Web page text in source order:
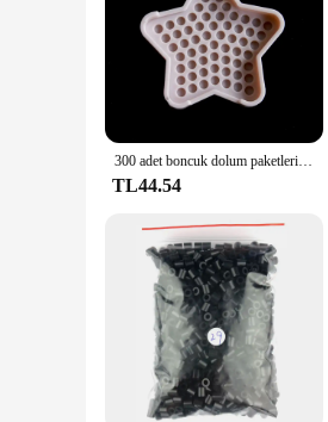
**Durable and Functional
The Hama Pochette CD
DVDs. Made from durable
and store, making it a
**Aesthetically Pleasing
The sleek design of the
makes it an attractive
looking for.
Whether you're a music
availability and support
multiple discs, this pochette
300 adet boncuk dolum paketleri Hama boncuk oyuncaklar yap-boz sihirli su yapışkan Beadbond sigorta boncuk boncuk seti el yapımı bulmaca
TL44.54